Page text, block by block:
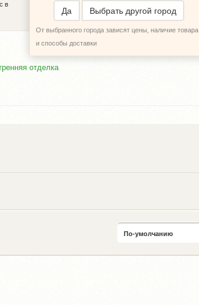
в
Да Выбрать другой город
От выбранного города зависят цены, наличие товара
и способы доставки
ПЕРЕЗВОНИТЬ МНЕ
отделка
По-умолчанию